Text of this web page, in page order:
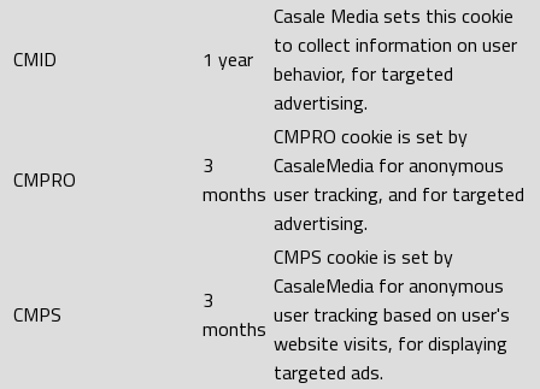
CMID 1 year
Casale Media sets this cookie
to collect information on user
behavior, for targeted
advertising.
CMPRO
3
months
CMPRO cookie is set by
CasaleMedia for anonymous
user tracking, and for targeted
advertising.
CMPS
3
months
CMPS cookie is set by
CasaleMedia for anonymous
user tracking based on user's
website visits, for displaying
targeted ads.